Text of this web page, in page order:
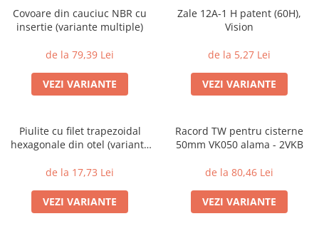
Covoare din cauciuc NBR cu
insertie (variante multiple)
de la 79,39 Lei
VEZI VARIANTE
Zale 12A-1 H patent (60H),
Vision
de la 5,27 Lei
VEZI VARIANTE
Piulite cu filet trapezoidal
hexagonale din otel (variante
de la 17,73 Lei
VEZI VARIANTE
Racord TW pentru cisterne
50mm VK050 alama - 2VKB
de la 80,46 Lei
VEZI VARIANTE